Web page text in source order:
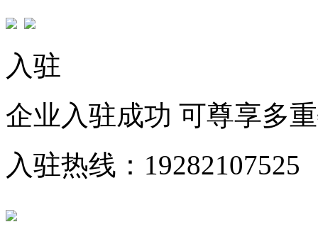
入驻
企业入驻成功 可尊享多
入驻热线：19282107525